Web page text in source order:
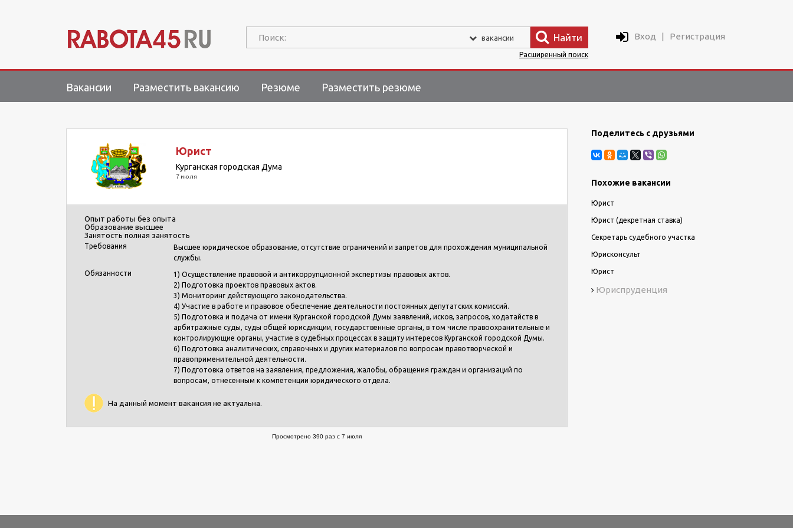
Поиск: вакансии Найти Вход | Регистрация
Расширенный поиск
Вакансии Разместить вакансию Резюме Разместить резюме
Юрист
Курганская городская Дума
7 июля
Опыт работы без опыта
Образование высшее
Занятость полная занятость
Требования
Высшее юридическое образование, отсутствие ограничений и запретов для прохождения муниципальной
службы.
Обязанности
1) Осуществление правовой и антикоррупционной экспертизы правовых актов.
2) Подготовка проектов правовых актов.
3) Мониторинг действующего законодательства.
4) Участие в работе и правовое обеспечение деятельности постоянных депутатских комиссий.
5) Подготовка и подача от имени Курганской городской Думы заявлений, исков, запросов, ходатайств в
арбитражные суды, суды общей юрисдикции, государственные органы, в том числе правоохранительные и
контролирующие органы, участие в судебных процессах в защиту интересов Курганской городской Думы.
6) Подготовка аналитических, справочных и других материалов по вопросам правотворческой и
правоприменительной деятельности.
7) Подготовка ответов на заявления, предложения, жалобы, обращения граждан и организаций по
вопросам, отнесенным к компетенции юридического отдела.
На данный момент вакансия не актуальна.
Просмотрено 390 раз с 7 июля
Поделитесь с друзьями
Похожие вакансии
Юрист
Юрист (декретная ставка)
Секретарь судебного участка
Юрисконсульт
Юрист
Юриcпруденция